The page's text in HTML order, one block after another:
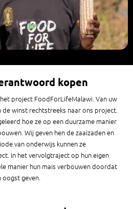
kopen
project FoodForLifeMalawi. Van uw
winst rechtstreeks naar ons project.
hoe ze op een duurzame manier
Wij geven hen de zaaizaden en
van onderwijs kunnen ze
In het vervolgtraject op hun eigen
manier hun mais verbouwen doordat
geven.